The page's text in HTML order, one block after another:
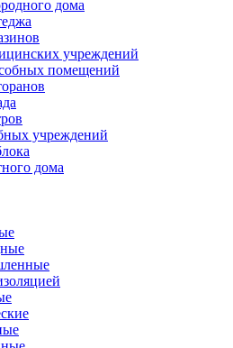
дома
учреждений
помещений
учреждений
дома